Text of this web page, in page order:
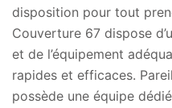
disposition pour tout
Couverture 67 dispose
et de l’équipement
rapides et efficaces.
possède une équipe